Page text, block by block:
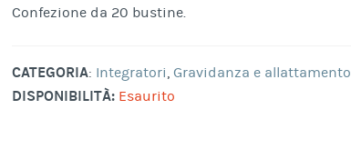
Confezione da 20 bustine.
CATEGORIA: Integratori, Gravidanza e allattamento
DISPONIBILITÀ: Esaurito